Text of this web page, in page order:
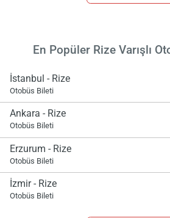
En Popüler Rize Varışlı
İstanbul - Rize
Otobüs Bileti
Ankara - Rize
Otobüs Bileti
Erzurum - Rize
Otobüs Bileti
İzmir - Rize
Otobüs Bileti